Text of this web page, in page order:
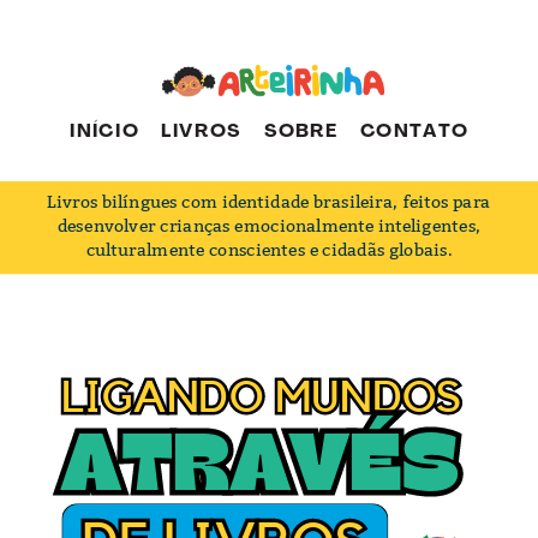
LIVROS SOBRE CONTATO
LIGANDO MUNDOS
LIGANDO MUNDOS
ATRAVÉS
ATRAVÉS
INÍCIO
Livros bilíngues com identidade brasileira, feitos para
desenvolver crianças emocionalmente inteligentes,
culturalmente conscientes e cidadãs globais.